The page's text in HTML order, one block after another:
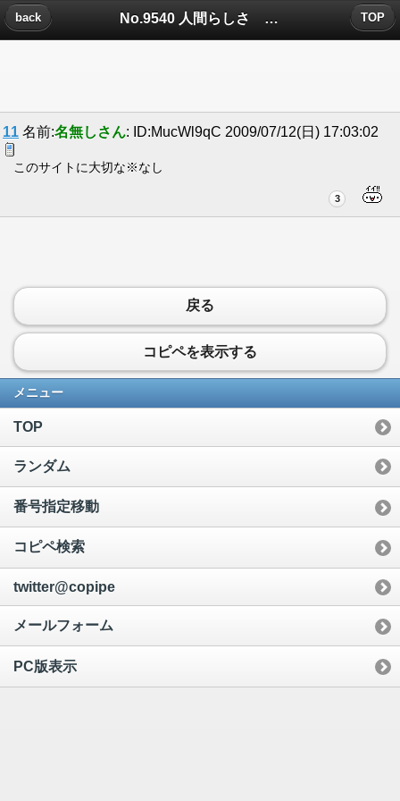
No.9540 人間らしさ 自分らしさについたコメント
back TOP
11 名前:名無しさん: ID:MucWl9qC 2009/07/12(日) 17:03:02
このサイトに大切な※なし
3
戻る
コピペを表示する
メニュー
TOP
ランダム
番号指定移動
コピペ検索
twitter@copipe
メールフォーム
PC版表示